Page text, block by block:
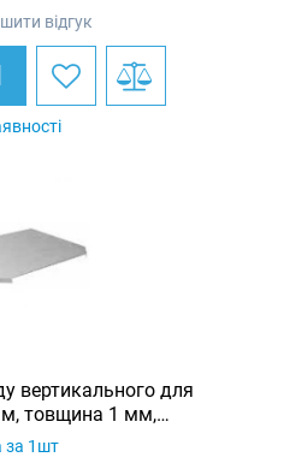
відгук
вертикального для
товщина 1 мм,
Eurotray
за 1шт